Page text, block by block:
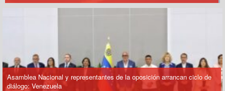
Asamblea Nacional y representantes de la oposición arrancan ciclo de
diálogo: Venezuela